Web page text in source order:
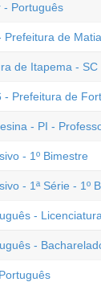
- Português
de
de Itapema -
Prefeitura de
- PI -
- 1º Bimestre
- 1ª Série - 1º
- Licenciatura
-